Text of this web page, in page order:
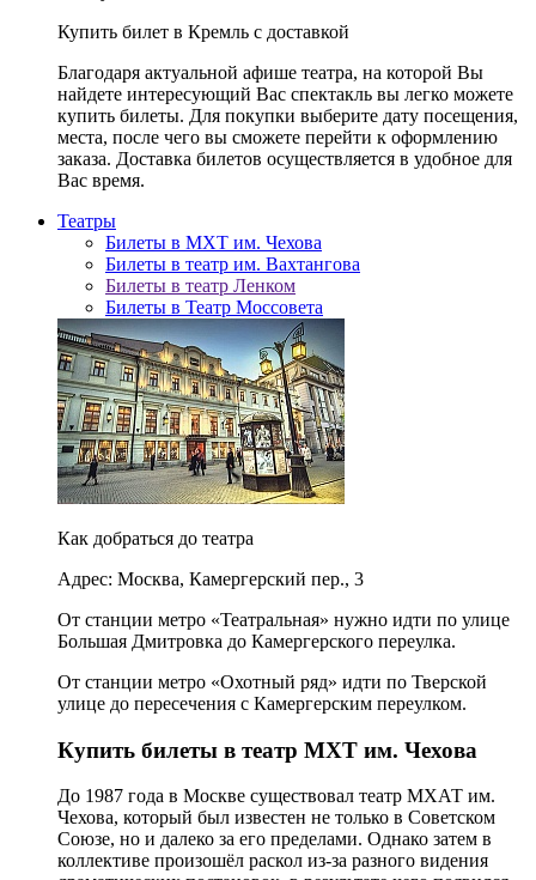
Купить билет в Кремль с доставкой
Благодаря актуальной афише театра, на которой Вы
найдете интересующий Вас спектакль вы легко можете
купить билеты. Для покупки выберите дату посещения,
места, после чего вы сможете перейти к оформлению
заказа. Доставка билетов осуществляется в удобное для
Вас время.
Театры
Билеты в МХТ им. Чехова
Билеты в театр им. Вахтангова
Билеты в театр Ленком
Билеты в Театр Моссовета
Как добраться до театра
Адрес: Москва, Камергерский пер., 3
От станции метро «Театральная» нужно идти по улице
Большая Дмитровка до Камергерского переулка.
От станции метро «Охотный ряд» идти по Тверской
улице до пересечения с Камергерским переулком.
Купить билеты в театр МХТ им. Чехова
До 1987 года в Москве существовал театр МХАТ им.
Чехова, который был известен не только в Советском
Союзе, но и далеко за его пределами. Однако затем в
коллективе произошёл раскол из-за разного видения